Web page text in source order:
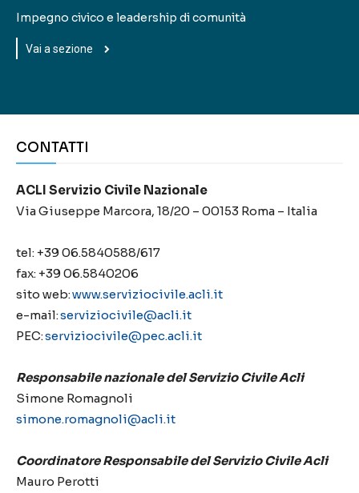
Impegno civico e leadership di comunità
Vai a sezione
CONTATTI
ACLI Servizio Civile Nazionale
Via Giuseppe Marcora, 18/20 – 00153 Roma – Italia
tel: +39 06.5840588/617
fax: +39 06.5840206
sito web:www.serviziocivile.acli.it
e-mail:serviziocivile@acli.it
PEC:serviziocivile@pec.acli.it
Responsabile nazionale del Servizio Civile Acli
Simone Romagnoli
simone.romagnoli@acli.it
Coordinatore Responsabile del Servizio Civile Acli
Mauro Perotti